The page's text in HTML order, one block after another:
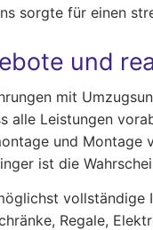
sorgte für einen
und
mit
alle Leistungen
und
ist die
Regale,